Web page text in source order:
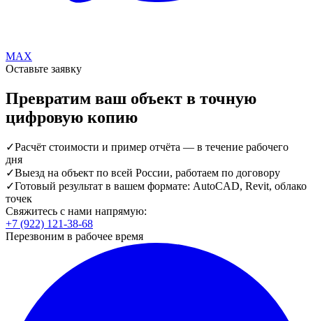
MAX
Оставьте заявку
Превратим ваш объект в точную
цифровую копию
✓Расчёт стоимости и пример отчёта — в течение рабочего
дня
✓Выезд на объект по всей России, работаем по договору
✓Готовый результат в вашем формате: AutoCAD, Revit, облако
точек
Свяжитесь с нами напрямую:
+7 (922) 121-38-68
Перезвоним в рабочее время